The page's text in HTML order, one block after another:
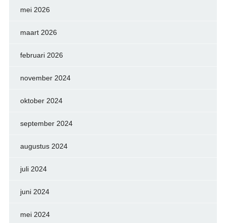
mei 2026
maart 2026
februari 2026
november 2024
oktober 2024
september 2024
augustus 2024
juli 2024
juni 2024
mei 2024